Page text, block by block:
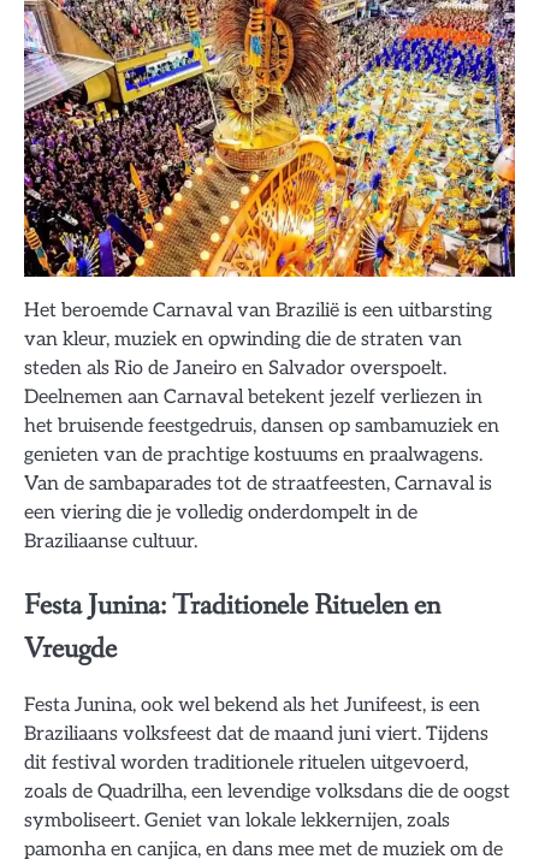
Het beroemde Carnaval van Brazilië is een uitbarsting
van kleur, muziek en opwinding die de straten van
steden als Rio de Janeiro en Salvador overspoelt.
Deelnemen aan Carnaval betekent jezelf verliezen in
het bruisende feestgedruis, dansen op sambamuziek en
genieten van de prachtige kostuums en praalwagens.
Van de sambaparades tot de straatfeesten, Carnaval is
een viering die je volledig onderdompelt in de
Braziliaanse cultuur.
Festa Junina: Traditionele Rituelen en
Vreugde
Festa Junina, ook wel bekend als het Junifeest, is een
Braziliaans volksfeest dat de maand juni viert. Tijdens
dit festival worden traditionele rituelen uitgevoerd,
zoals de Quadrilha, een levendige volksdans die de oogst
symboliseert. Geniet van lokale lekkernijen, zoals
pamonha en canjica, en dans mee met de muziek om de